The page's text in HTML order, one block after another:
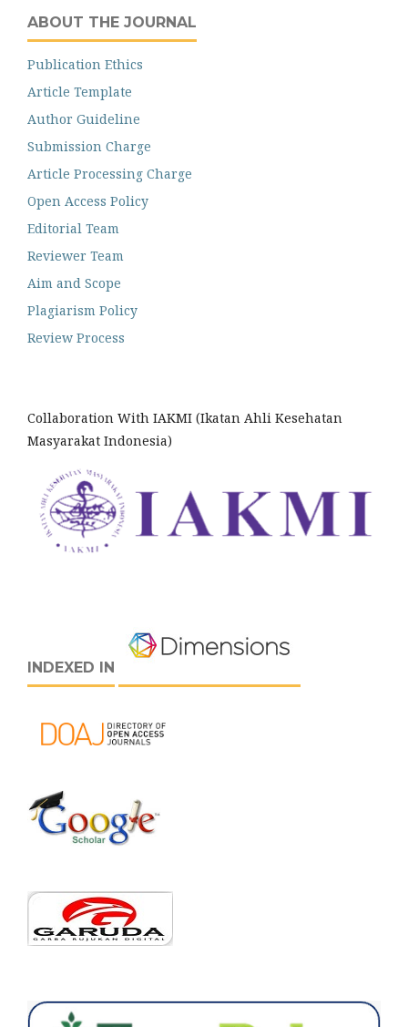
ABOUT THE JOURNAL
Publication Ethics
Article Template
Author Guideline
Submission Charge
Article Processing Charge
Open Access Policy
Editorial Team
Reviewer Team
Aim and Scope
Plagiarism Policy
Review Process
Collaboration With IAKMI (Ikatan Ahli Kesehatan
Masyarakat Indonesia)
INDEXED IN